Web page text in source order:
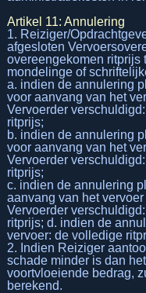
Artikel 11: Annulering
1. Reiziger/
afgesloten
overeengekomen ritprijs
mondelinge of
a. indien de annulering
voor aanvang van het
Vervoerder
ritprijs;
b. indien de annulering
voor aanvang van het
Vervoerder
ritprijs;
c. indien de annulering
aanvang van het
Vervoerder
ritprijs; d. indien de
vervoer: de volledige
2. Indien Reiziger
schade minder is dan
voortvloeiende bedrag,
berekend.